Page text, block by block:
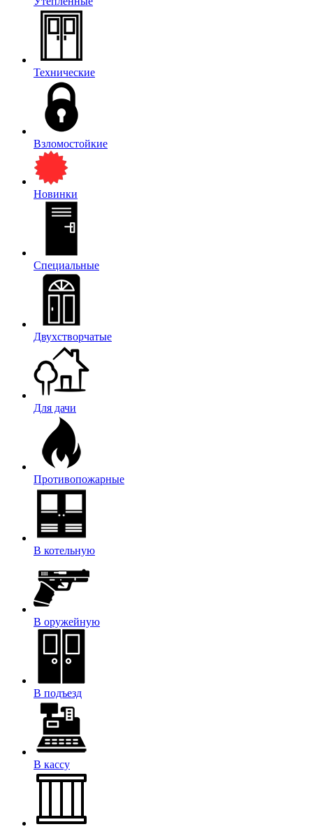
Технические
Взломостойкие
Новинки
Специальные
Двухстворчатые
Для дачи
Противопожарные
В котельную
В оружейную
В подъезд
В кассу